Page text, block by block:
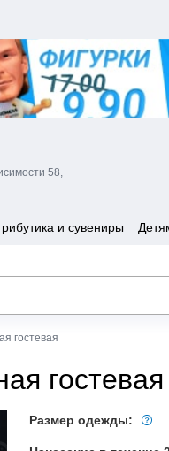
58,
и сувениры
гостевая
гостевая
Размер одежды: